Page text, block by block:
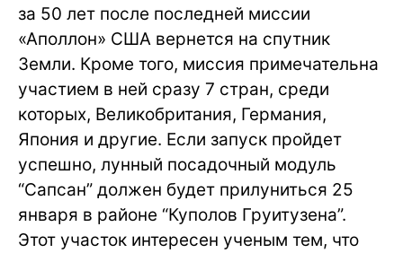
за 50 лет после последней миссии
«Аполлон» США вернется на спутник
Земли. Кроме того, миссия примечательна
участием в ней сразу 7 стран, среди
которых, Великобритания, Германия,
Япония и другие. Если запуск пройдет
успешно, лунный посадочный модуль
“Сапсан” должен будет прилуниться 25
января в районе “Куполов Груитузена”.
Этот участок интересен ученым тем, что